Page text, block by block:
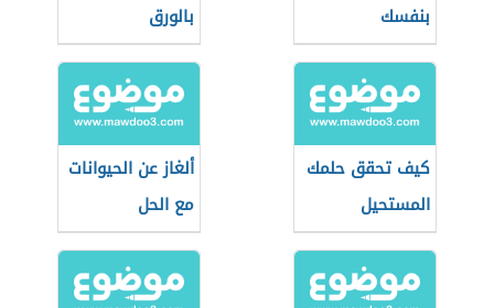
بنفسك
بالورق
كيف تحقق حلمك
المستحيل
ألغاز عن الحيوانات
مع الحل